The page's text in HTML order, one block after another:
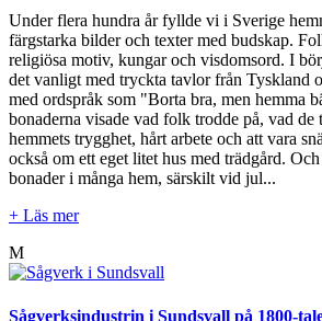
Under flera hundra år fyllde vi i Sverige
färgstarka bilder och texter med budskap.
religiösa motiv, kungar och visdomsord. I
det vanligt med tryckta tavlor från Tyskland
med ordspråk som "Borta bra, men hemma
bonaderna visade vad folk trodde på, vad
hemmets trygghet, hårt arbete och att vara
också om ett eget litet hus med trädgård.
bonader i många hem, särskilt vid jul...
+ Läs mer
M
Sågverksindustrin i Sundsvall på 1800-